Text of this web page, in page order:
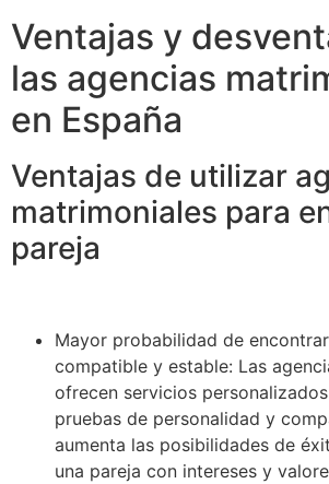
Ventajas y
las agencias
en España
Ventajas de utilizar
matrimoniales para
pareja
Mayor probabilidad de
compatible y estable: Las
ofrecen servicios
pruebas de personalidad y
aumenta las posibilidades de
una pareja con intereses y